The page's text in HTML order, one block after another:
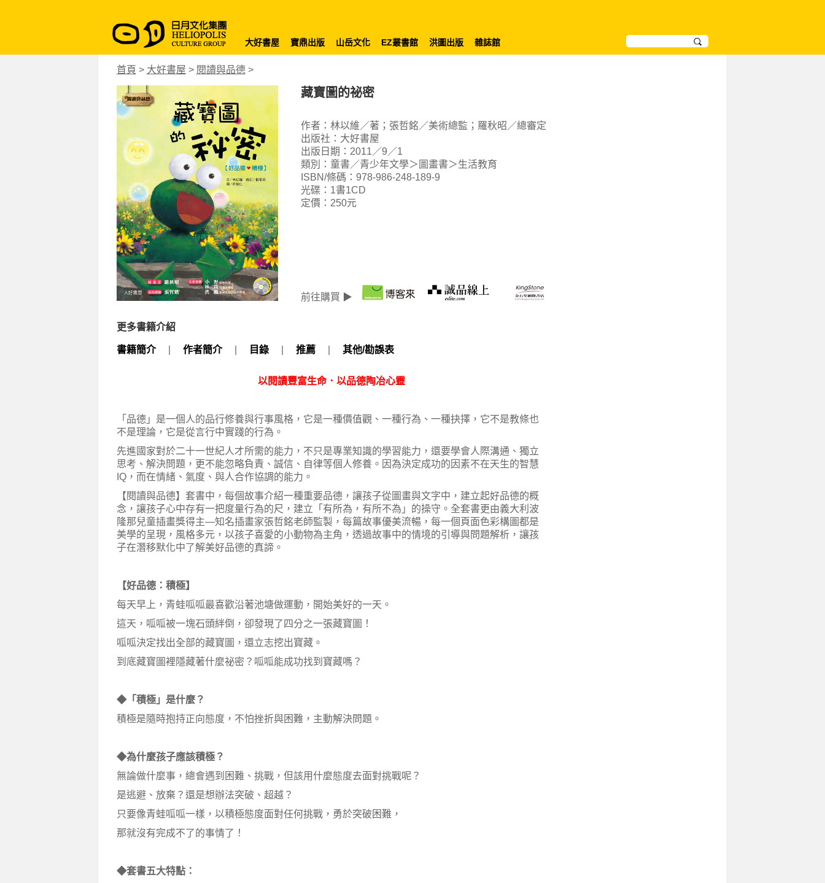
大好書屋 寶鼎出版 山岳文化 EZ叢書館 洪圖出版 雜誌館
首頁 > 大好書屋 > 閱讀與品德>
藏寶圖的祕密
作者：林以維／著；張哲銘／美術總監；羅秋昭／總審定
出版社：大好書屋
出版日期：2011／9／1
類別：童書／青少年文學＞圖畫書＞生活教育
ISBN/條碼：978-986-248-189-9
光碟：1書1CD
定價：250元
前往購買 ▶
更多書籍介紹
書籍簡介 作者簡介 目錄 推薦 其他/勘誤表
以閱讀豐富生命．以品德陶冶心靈
「品德」是一個人的品行修養與行事風格，它是一種價值觀、一種行為、一種抉擇，它不是教條也
不是理論，它是從言行中實踐的行為。
先進國家對於二十一世紀人才所需的能力，不只是專業知識的學習能力，還要學會人際溝通、獨立
思考、解決問題，更不能忽略負責、誠信、自律等個人修養。因為決定成功的因素不在天生的智慧
IQ，而在情緒、氣度、與人合作協調的能力。
【閱讀與品德】套書中，每個故事介紹一種重要品德，讓孩子從圖畫與文字中，建立起好品德的概
念，讓孩子心中存有一把度量行為的尺，建立「有所為，有所不為」的操守。全套書更由義大利波
隆那兒童插畫獎得主—知名插畫家張哲銘老師監製，每篇故事優美流暢，每一個頁面色彩構圖都是
美學的呈現，風格多元，以孩子喜愛的小動物為主角，透過故事中的情境的引導與問題解析，讓孩
子在潛移默化中了解美好品德的真諦。
【好品德：積極】
每天早上，青蛙呱呱最喜歡沿著池塘做運動，開始美好的一天。
這天，呱呱被一塊石頭絆倒，卻發現了四分之一張藏寶圖！
呱呱決定找出全部的藏寶圖，還立志挖出寶藏。
到底藏寶圖裡隱藏著什麼祕密？呱呱能成功找到寶藏嗎？
◆「積極」是什麼？
積極是隨時抱持正向態度，不怕挫折與困難，主動解決問題。
◆為什麼孩子應該積極？
無論做什麼事，總會遇到困難、挑戰，但該用什麼態度去面對挑戰呢？
是逃避、放棄？還是想辦法突破、超越？
只要像青蛙呱呱一樣，以積極態度面對任何挑戰，勇於突破困難，
那就沒有完成不了的事情了！
◆套書五大特點：